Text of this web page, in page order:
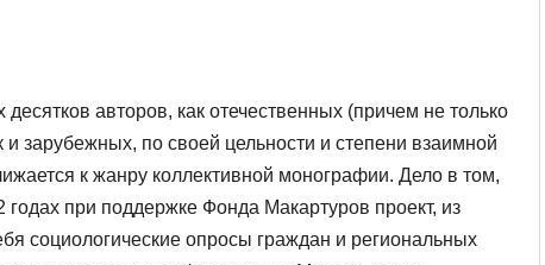
десятков авторов, как отечественных (причем не только
и зарубежных, по своей цельности и степени взаимной
к жанру коллективной монографии. Дело в том,
при поддержке Фонда Макартуров проект, из
социологические опросы граждан и региональных